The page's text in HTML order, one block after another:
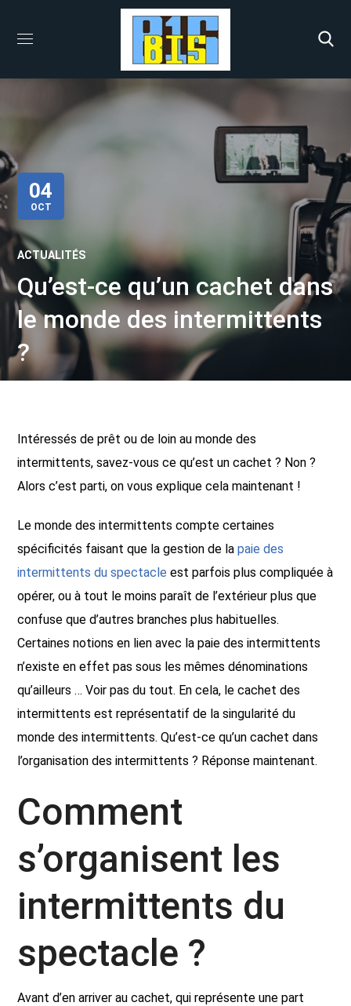
04
OCT
ACTUALITÉS
Qu’est-ce qu’un cachet dans
le monde des intermittents
?
Intéressés de prêt ou de loin au monde des
intermittents, savez-vous ce qu’est un cachet ? Non ?
Alors c’est parti, on vous explique cela maintenant !
Le monde des intermittents compte certaines
spécificités faisant que la gestion de lapaie des
intermittents du spectacle est parfois plus compliquée à
opérer, ou à tout le moins paraît de l’extérieur plus que
confuse que d’autres branches plus habituelles.
Certaines notions en lien avec la paie des intermittents
n’existe en effet pas sous les mêmes dénominations
qu’ailleurs … Voir pas du tout. En cela, le cachet des
intermittents est représentatif de la singularité du
monde des intermittents. Qu’est-ce qu’un cachet dans
l’organisation des intermittents ? Réponse maintenant.
Comment
s’organisent les
intermittents du
spectacle ?
Avant d’en arriver au cachet, qui représente une part